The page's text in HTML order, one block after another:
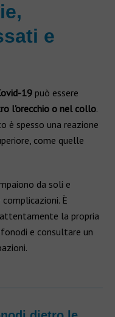
e
19 può essere
l'orecchio o nel collo.
è spesso una reazione
come quelle
da soli e
È
la propria
e consultare un